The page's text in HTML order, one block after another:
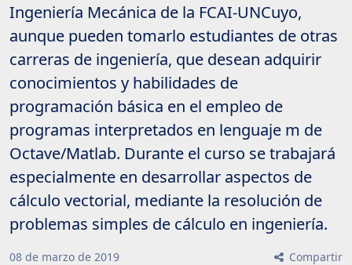
Ingeniería Mecánica de la FCAI-UNCuyo,
aunque pueden tomarlo estudiantes de otras
carreras de ingeniería, que desean adquirir
conocimientos y habilidades de
programación básica en el empleo de
programas interpretados en lenguaje m de
Octave/Matlab. Durante el curso se trabajará
especialmente en desarrollar aspectos de
cálculo vectorial, mediante la resolución de
problemas simples de cálculo en ingeniería.
08 de marzo de 2019 Compartir